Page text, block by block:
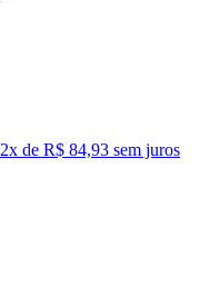
2x de R$ 84,93 sem juros